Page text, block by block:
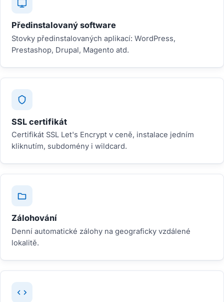
Předinstalovaný software
Stovky předinstalovaných aplikací: WordPress,
Prestashop, Drupal, Magento atd.
SSL certifikát
Certifikát SSL Let's Encrypt v ceně, instalace jedním
kliknutím, subdomény i wildcard.
Zálohování
Denní automatické zálohy na geograficky vzdálené
lokalitě.